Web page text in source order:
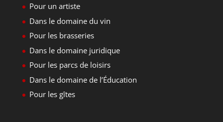
Pour un artiste
Dans le domaine du vin
Pour les brasseries
Dans le domaine juridique
Pour les parcs de loisirs
Dans le domaine de l’Éducation
Pour les gîtes